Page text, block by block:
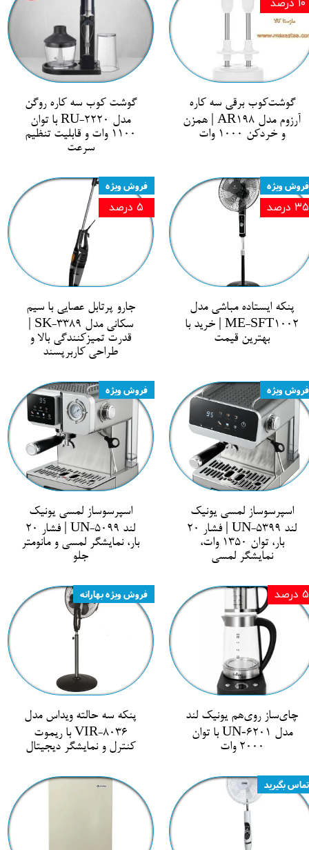
گوشت‌کوب برقی سه کاره
آرزوم مدل AR198 | همزن
و خردکن 1000 وات
۱۰ درصد
گوشت کوب سه کاره روگن
مدل RU-2220 با توان
1100 وات و قابلیت تنظیم
سرعت
پنکه ایستاده مباشی مدل
ME-SFT1002 | خرید با
بهترین قیمت
فروش ویژه
۳۵ درصد
جارو پرتابل عصایی با سیم
قدرت تمیزکنندگی بالا و
طراحی کاربرپسند
فروش ویژه
۵ درصد
اسپرسوساز لمسی یونیک
لند UN-5399 | فشار 20
بار، توان 1350 وات،
نمایشگر لمسی
فروش ویژه
اسپرسوساز لمسی یونیک
لند UN-5099 | فشار 20
بار، نمایشگر لمسی و مانومتر
جلو
فروش ویژه
چای‌ساز روی‌هم یونیک لند
مدل UN‑6201 با توان
2000 وات
۵ درصد
پنکه سه حالته ویداس مدل
VIR-8036 با ریموت
کنترل و نمایشگر دیجیتال
فروش ویژه بهارانه
تماس بگیرید